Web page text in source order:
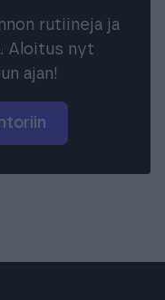
rutiineja ja
Aloitus nyt
ajan!